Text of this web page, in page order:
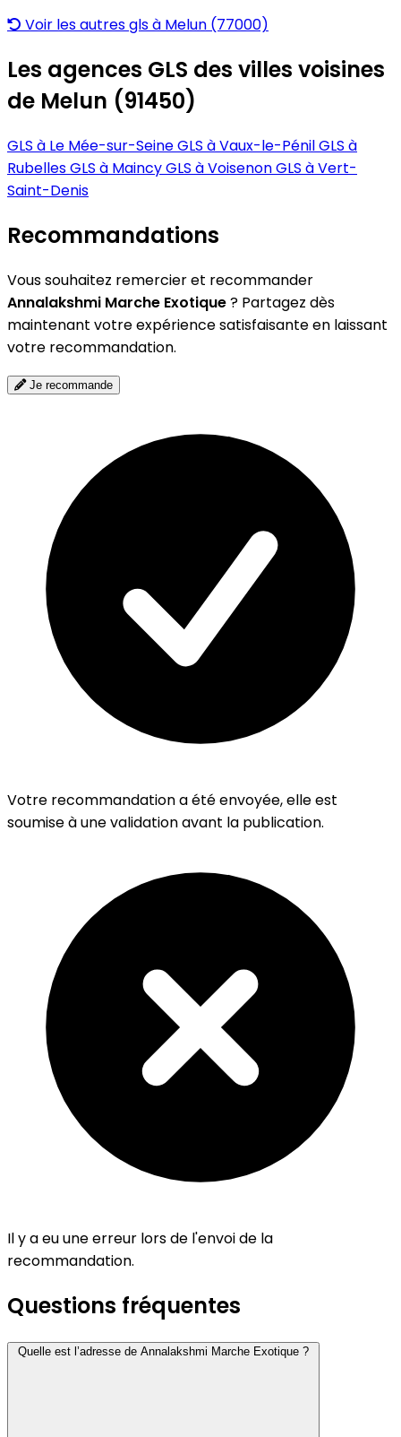
Voir les autres gls à Melun (77000)
Les agences GLS des villes voisines
de Melun (91450)
GLS à Le Mée-sur-SeineGLS à Vaux-le-PénilGLS à
RubellesGLS à MaincyGLS à VoisenonGLS à Vert-
Saint-Denis
Recommandations
Vous souhaitez remercier et recommander
Annalakshmi Marche Exotique? Partagez dès
maintenant votre expérience satisfaisante en laissant
votre recommandation.
Je recommande
Votre recommandation a été envoyée, elle est
soumise à une validation avant la publication.
Il y a eu une erreur lors de l'envoi de la
recommandation.
Questions fréquentes
Quelle est l’adresse de Annalakshmi Marche Exotique ?